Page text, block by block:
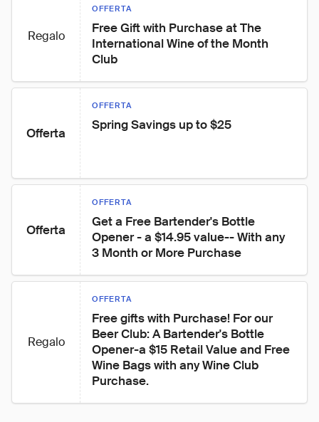
Regalo
OFFERTA
Free Gift with Purchase at The
International Wine of the Month
Club
Offerta
OFFERTA
Spring Savings up to $25
Offerta
OFFERTA
Get a Free Bartender's Bottle
Opener - a $14.95 value-- With any
3 Month or More Purchase
Regalo
OFFERTA
Free gifts with Purchase! For our
Beer Club: A Bartender's Bottle
Opener-a $15 Retail Value and Free
Wine Bags with any Wine Club
Purchase.